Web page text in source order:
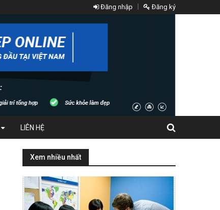
Đăng nhập Đăng ký
LIÊN HỆ
Xem nhiều nhất